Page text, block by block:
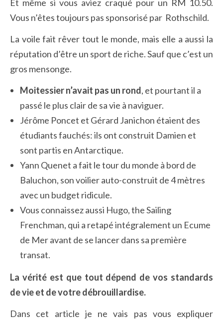
Et même si vous aviez craqué pour un RM 10.50.
Vous n’êtes toujours pas sponsorisé par Rothschild.
La voile fait rêver tout le monde, mais elle a aussi la
réputation d’être un sport de riche. Sauf que c’est un
gros mensonge.
Moitessier n’avait pas un rond, et pourtant il a
passé le plus clair de sa vie à naviguer.
Jérôme Poncet et Gérard Janichon étaient des
étudiants fauchés: ils ont construit Damien et
sont partis en Antarctique.
Yann Quenet a fait le tour du monde à bord de
Baluchon, son voilier auto-construit de 4 mètres
avec un budget ridicule.
Vous connaissez aussi Hugo, the Sailing
Frenchman, qui a retapé intégralement un Ecume
de Mer avant de se lancer dans sa première
transat.
La vérité est que tout dépend de vos standards
de vie et de votre débrouillardise.
Dans cet article je ne vais pas vous expliquer